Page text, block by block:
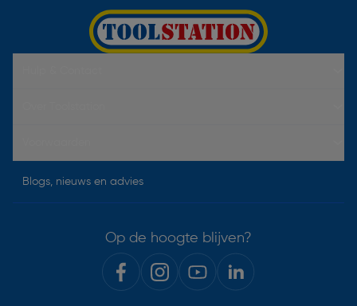
Blogs, nieuws en advies
Op de hoogte blijven?